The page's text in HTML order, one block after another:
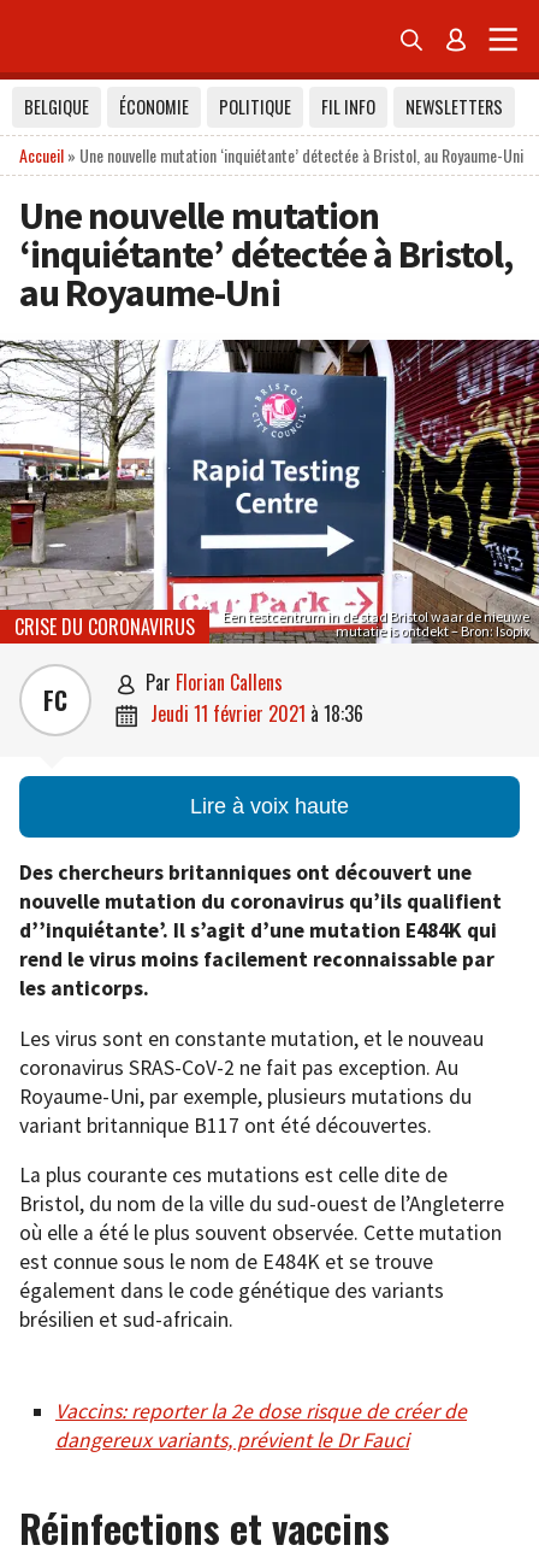
 
BELGIQUE ÉCONOMIE POLITIQUE FIL INFO
NEWSLETTERS
Accueil» Une nouvelle mutation ‘inquiétante’ détectée à Bristol, au Royaume-Uni
Une nouvelle mutation
‘inquiétante’ détectée à Bristol,
au Royaume-Uni
Een testcentrum in de stad Bristol waar de nieuwe
mutatie is ontdekt – Bron: Isopix
CRISE DU CORONAVIRUS
FC  par Florian Callens
 jeudi 11 février 2021 à 18:36
Lire à voix haute
Des chercheurs britanniques ont découvert une
nouvelle mutation du coronavirus qu’ils qualifient
d’’inquiétante’. Il s’agit d’une mutation E484K qui
rend le virus moins facilement reconnaissable par
les anticorps.
Les virus sont en constante mutation, et le nouveau
coronavirus SRAS-CoV-2 ne fait pas exception. Au
Royaume-Uni, par exemple, plusieurs mutations du
variant britannique B117 ont été découvertes.
La plus courante ces mutations est celle dite de
Bristol, du nom de la ville du sud-ouest de l’Angleterre
où elle a été le plus souvent observée. Cette mutation
est connue sous le nom de E484K et se trouve
également dans le code génétique des variants
brésilien et sud-africain.
Vaccins: reporter la 2e dose risque de créer de
dangereux variants, prévient le Dr Fauci
Réinfections et vaccins